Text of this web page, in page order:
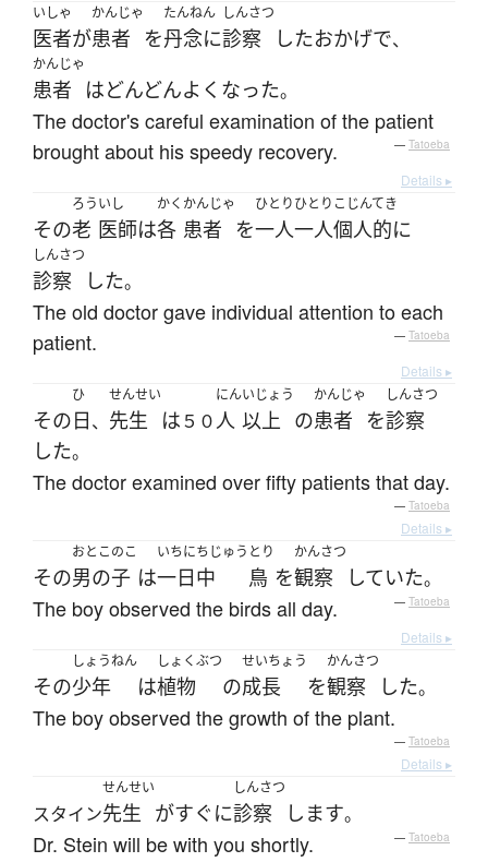
いしゃ
医者が
かんじゃ
患者 を
たんねん
丹念に
しんさつ
診察 したおかげで、
かんじゃ
患者 はどんどんよく なった。
The doctor's careful examination of the patient
brought about his speedy recovery.
— Tatoeba
Details ▸
その
ろう
老
いし
医師は
かく
各
かんじゃ
患者 を
ひとりひとり
一人一人
こじんてき
個人的に
しんさつ
診察 した。
The old doctor gave individual attention to each
patient.
— Tatoeba
Details ▸
その
ひ
日、
せんせい
先生 は５０
にん
人
いじょう
以上 の
かんじゃ
患者 を
しんさつ
診察
した。
The doctor examined over fifty patients that day.
— Tatoeba
Details ▸
その
おとこのこ
男の子 は
いちにちじゅう
一日中
とり
鳥 を
かんさつ
観察 していた。
The boy observed the birds all day. — Tatoeba
Details ▸
その
しょうねん
少年 は
しょくぶつ
植物 の
せいちょう
成長 を
かんさつ
観察 した。
The boy observed the growth of the plant.
— Tatoeba
Details ▸
スタイン
せんせい
先生 がすぐに
しんさつ
診察 します。
Dr. Stein will be with you shortly. — Tatoeba